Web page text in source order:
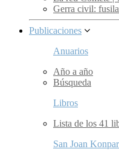
Gerra civil:
Publicaciones
Anuarios
Año a año
Búsqueda
Libros
Lista de los 41
San Joan